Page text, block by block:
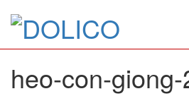
heo-con-giong-